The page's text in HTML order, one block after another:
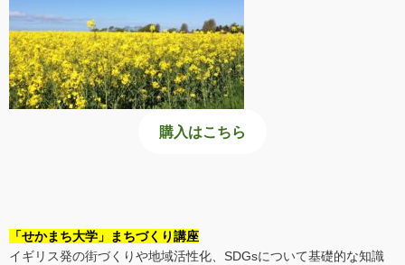
購入はこちら
「せかまち大学」まちづくり講座
イギリス発の街づくりや地域活性化、SDGsについて基礎的な知識